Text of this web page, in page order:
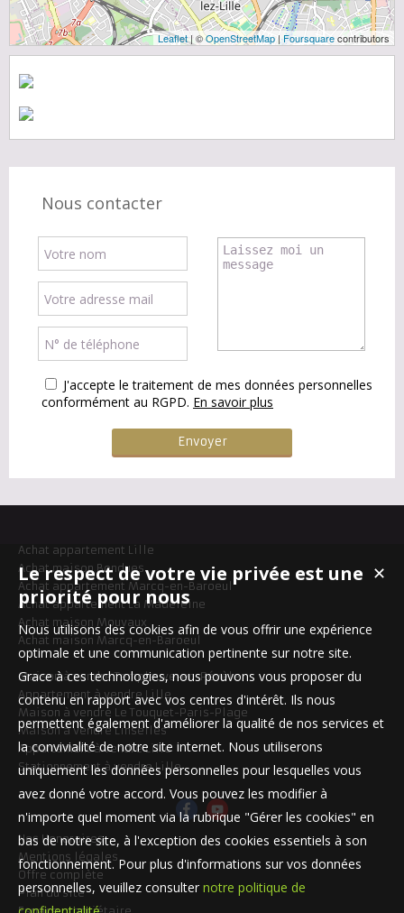
Leaflet| ©OpenStreetMap |Foursquarecontributors
Nous contacter
J'accepte le traitement de mes données personnelles
conformément au RGPD. En savoir plus
Achat appartement Lille
Achat maison Bondues
Achat appartement Marcq-en-Baroeul
Achat appartement La Madeleine
Achat maison Mouvaux
Achat maison Marcq-en-Baroeul
Maison à vendre Templeuve-en-Pévèle
Appartement à vendre Lille
Maison à vendre Le Touquet-Paris-Plage
Maison à vendre Linselles
Appartement à vendre Lille
Stationnement à vendre Lille
Nos Honoraires
Mentions légales
Offre complète
Plan du site
✕
Le respect de votre vie privée est une
priorité pour nous
Nous utilisons des cookies afin de vous offrir une expérience
optimale et une communication pertinente sur notre site.
Grace à ces technologies, nous pouvons vous proposer du
contenu en rapport avec vos centres d'intérêt. Ils nous
permettent également d'améliorer la qualité de nos services et
la convivialité de notre site internet. Nous utiliserons
uniquement les données personnelles pour lesquelles vous
avez donné votre accord. Vous pouvez les modifier à
n'importe quel moment via la rubrique "Gérer les cookies" en
bas de notre site, à l'exception des cookies essentiels à son
fonctionnement. Pour plus d'informations sur vos données
personnelles, veuillez consulter notre politique de